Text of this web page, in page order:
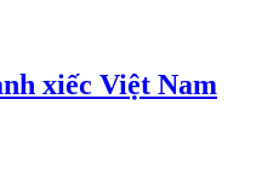
xiếc Việt Nam